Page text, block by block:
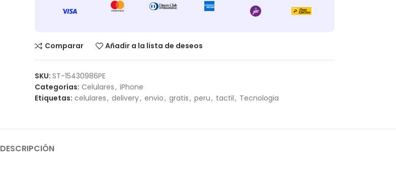
Comparar Añadir a la lista de deseos
SKU: ST-15430986PE
Categorías: Celulares, iPhone
Etiquetas: celulares, delivery, envio, gratis, peru, tactil, Tecnologia
DESCRIPCIÓN